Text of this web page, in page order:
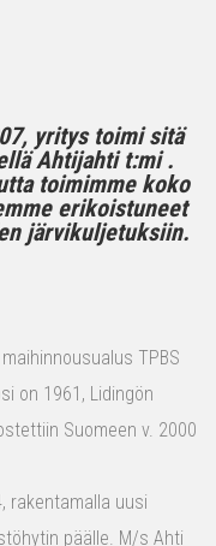
yritys toimi sitä
Ahtijahti t:mi .
toimimme koko
erikoistuneet
järvikuljetuksiin.
TPBS
on 1961, Lidingön
Suomeen v. 2000
rakentamalla uusi
päälle. M/s Ahti